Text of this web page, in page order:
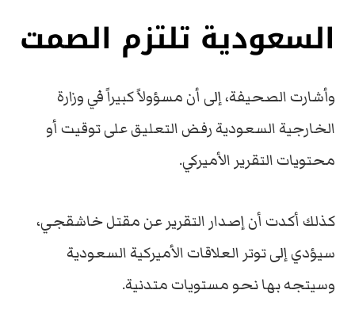
السعودية تلتزم الصمت
وأشارت الصحيفة، إلى أن مسؤولاً كبيراً في وزارة
الخارجية السعودية رفض التعليق على توقيت أو
محتويات التقرير الأميركي.
كذلك أكدت أن إصدار التقرير عن مقتل خاشقجي،
سيؤدي إلى توتر العلاقات الأميركية السعودية
وسيتجه بها نحو مستويات متدنية.